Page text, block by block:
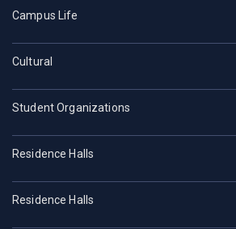
Campus Life
Cultural
Student Organizations
Residence Halls
Residence Halls